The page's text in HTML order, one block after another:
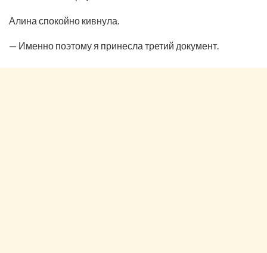
Алина спокойно кивнула.
— Именно поэтому я принесла третий документ.